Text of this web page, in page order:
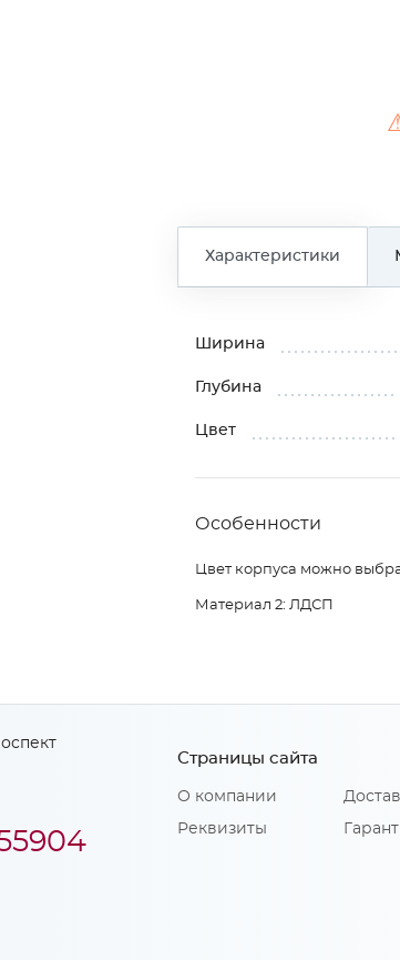
Характеристики
Ширина
Глубина
Цвет
Особенности
Цвет корпуса можно
Материал 2: ЛДСП
Страницы сайта
О компании
Реквизиты